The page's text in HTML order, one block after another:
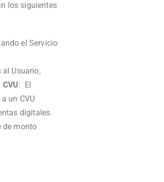
los siguientes
el Servicio
Usuario,
: El
un CVU
digitales.
de monto